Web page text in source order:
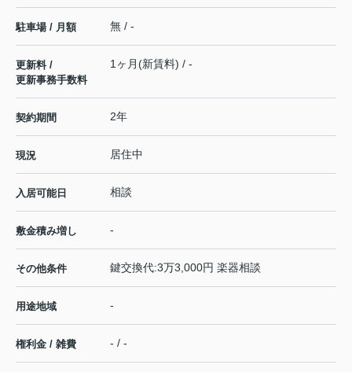
駐車場 / 月額 無 / -
更新料 /
更新事務手数料
1ヶ月(新賃料) / -
契約期間 2年
現況 居住中
入居可能日 相談
敷金積み増し -
その他条件 鍵交換代:3万3,000円 楽器相談
用途地域 -
権利金 / 雑費 - / -